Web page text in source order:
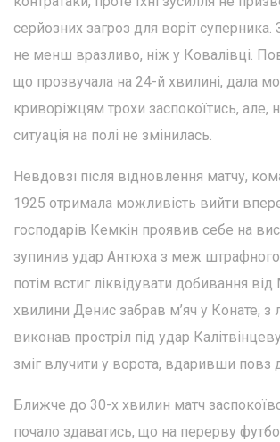
серйозних загроз для воріт суперника.
не менш вразливо, ніж у Ковалівці.
що прозвучала на 24-й хвилині, дала
криворіжцям трохи заспокоїтись, але,
ситуація на полі не змінилась.
Невдовзі після відновлення матчу,
1925 отримала можливість вийти
господарів Кемкін проявив себе на
зупинив удар Антюха з меж
потім встиг ліквідувати добивання
хвилини Денис забрав м’яч у Конате, з
виконав простріл під удар
зміг влучити у ворота, вдаривши повз
Ближче до 30-х хвилин матч
почало здаватись, що на перерву